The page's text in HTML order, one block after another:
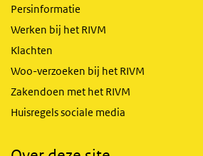
Persinformatie
Werken bij het RIVM
Klachten
Woo-verzoeken bij het RIVM
Zakendoen met het RIVM
Huisregels sociale media